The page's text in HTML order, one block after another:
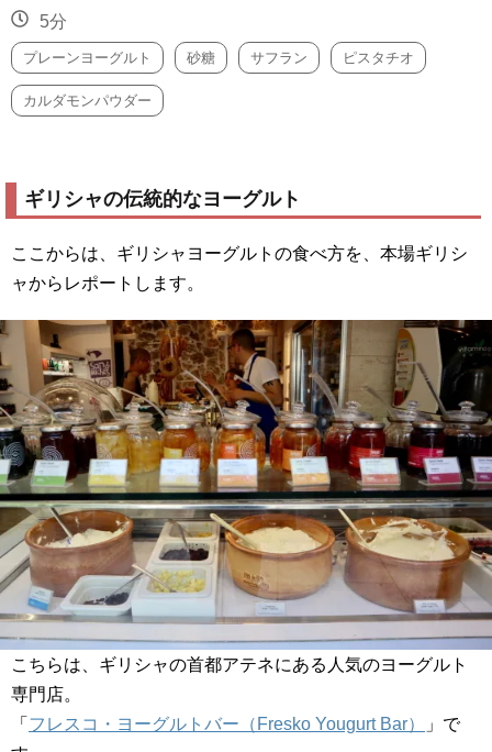
5分
プレーンヨーグルト 砂糖 サフラン ピスタチオ
カルダモンパウダー
ギリシャの伝統的なヨーグルト
ここからは、ギリシャヨーグルトの食べ方を、本場ギリシ
ャからレポートします。
こちらは、ギリシャの首都アテネにある人気のヨーグルト
専門店。
「 フレスコ・ヨーグルトバー（Fresko Yougurt Bar）
」で